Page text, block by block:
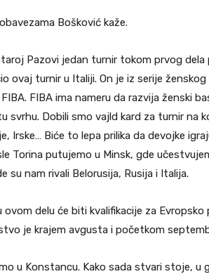
Bošković kaže.
Pazovi jedan turnir tokom prvog dela
ovaj turnir u Italiji. On je iz serije
FIBA ima nameru da razvija ženski
svrhu. Dobili smo vajld kard za turnir na
Irske… Biće to lepa prilika da devojke
Torina putujemo u Minsk, gde
su nam rivali Belorusija, Rusija i Italija.
ovom delu će biti kvalifikacije za
je krajem avgusta i početkom
u Konstancu. Kako sada stvari stoje, u